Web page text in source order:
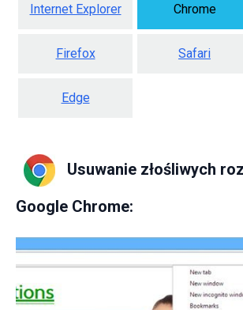
Internet Explorer Chrome
Firefox Safari
Edge
Usuwanie złośliwych
Google Chrome: